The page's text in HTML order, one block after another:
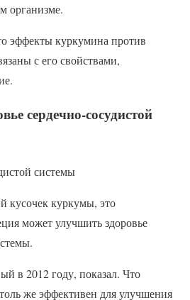
организме.
эффекты куркумина против
с его свойствами,
сердечно-сосудистой
системы
кусочек куркумы, это
может улучшить здоровье
в 2012 году, показал. Что
же эффективен для улучшения